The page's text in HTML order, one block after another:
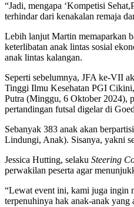
“Jadi, mengapa ‘Kompetisi
terhindar dari kenakalan remaja
Lebih lanjut Martin memaparkan
keterlibatan anak lintas sosial
anak lintas kalangan.
Seperti sebelumnya, JFA ke-VII
Tinggi Ilmu Kesehatan PGI
Putra (Minggu, 6 Oktober 2024),
pertandingan futsal digelar di
Sebanyak 383 anak akan
Lindungi, Anak). Sisanya, yakni
Jessica Hutting, selaku Steering
perwakilan peserta agar
“Lewat event ini, kami juga ingin
terpenuhinya hak anak-anak yang